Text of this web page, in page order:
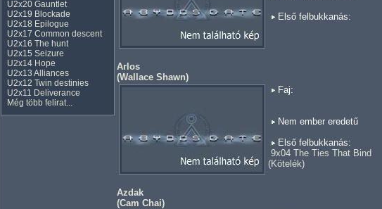
U2x20 Gauntlet
U2x19 Blockade
U2x18 Epilogue
U2x17 Common descent
U2x16 The hunt
U2x15 Seizure
U2x14 Hope
U2x13 Alliances
U2x12 Twin destinies
U2x11 Deliverance
Még több felirat...
Első felbukkanás:
Arlos
(Wallace Shawn)
Faj:
Nem ember eredetű
Első felbukkanás:
9x04 The Ties That Bind
(Kötelék)
Azdak
(Cam Chai)